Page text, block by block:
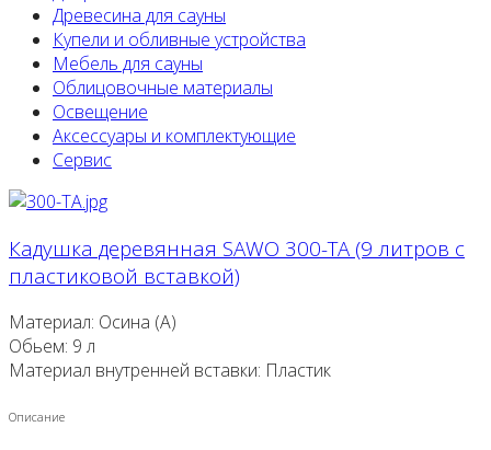
Древесина для сауны
Купели и обливные устройства
Мебель для сауны
Облицовочные материалы
Освещение
Аксессуары и комплектующие
Сервис
Кадушка деревянная SAWO 300-TA (9 литров с
пластиковой вставкой)
Материал: Осина (A)
Обьем: 9 л
Материал внутренней вставки: Пластик
Описание